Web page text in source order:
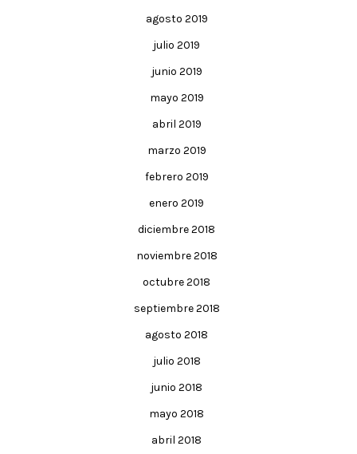
agosto 2019
julio 2019
junio 2019
mayo 2019
abril 2019
marzo 2019
febrero 2019
enero 2019
diciembre 2018
noviembre 2018
octubre 2018
septiembre 2018
agosto 2018
julio 2018
junio 2018
mayo 2018
abril 2018